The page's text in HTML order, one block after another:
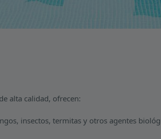
alta calidad, ofrecen:
insectos, termitas y otros agentes